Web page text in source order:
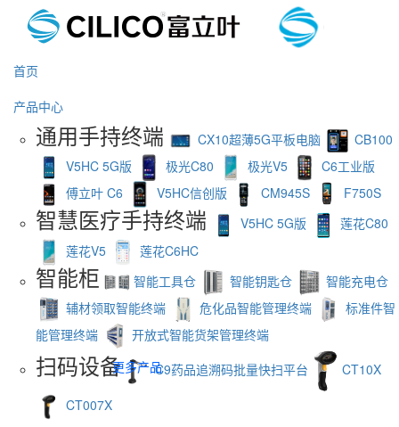
首页
产品中心
通用手持终端 CX10超薄5G平板电脑
CB100
V5HC 5G版
极光C80 极光V5
C6工业版
傅立叶 C6
V5HC信创版 CM945S F750S
智慧医疗手持终端 V5HC 5G版
莲花C80
莲花V5
莲花C6HC
智能柜 智能工具仓 智能钥匙仓
智能充电仓
辅材领取智能终端
危化品智能管理终端
标准件智
能管理终端
开放式智能货架管理终端
扫码设备 C9药品追溯码批量快扫平台
CT10X
CT007X
更多产品